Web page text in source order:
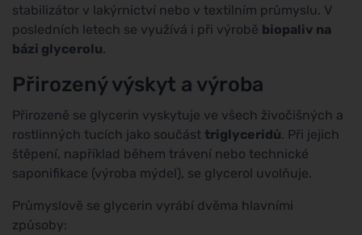
stabilizátor v lakýrnictví nebo v textilním průmyslu. V
posledních letech se využívá i při výrobě biopaliv na
bázi glycerolu.
Přirozený výskyt a výroba
Přirozeně se glycerin vyskytuje ve všech živočišných a
rostlinných tucích jako součást triglyceridů. Při jejich
štěpení, například během trávení nebo technické
saponifikace (výroba mýdel), se glycerol uvolňuje.
Průmyslově se glycerin vyrábí dvěma hlavními
způsoby: